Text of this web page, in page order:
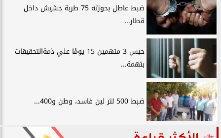
ضبط عاطل بحوزته 75 طربة حشيش داخل
قطار...
حبس 3 متهمين 15 يومًا علي ذمةالتحقيقات
بتهمة...
ضبط 500 لتر لبن فاسد، وطن و400...